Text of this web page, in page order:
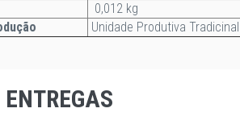
0,012 kg
Unidade Produtiva Tradicinal
ENTREGAS